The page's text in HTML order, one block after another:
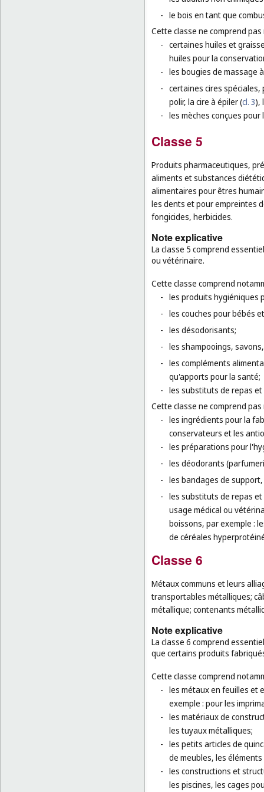
- le bois en tant que
Cette classe ne comprend
- certaines huiles et
huiles pour la
- les bougies de massage
- certaines cires spéciales,
polir, la cire à épiler (cl. 3),
- les mèches conçues
Classe 5
Produits pharmaceutiques,
aliments et substances
alimentaires pour êtres
les dents et pour empreintes
fongicides, herbicides.
Note explicative
La classe 5 comprend
ou vétérinaire.
Cette classe comprend
- les produits hygiéniques
- les couches pour bébés
- les désodorisants;
- les shampooings,
- les compléments
qu'apports pour la santé;
- les substituts de repas
Cette classe ne comprend
- les ingrédients pour la
conservateurs et les
- les préparations pour
- les déodorants
- les bandages de
- les substituts de repas
usage médical ou
boissons, par exemple :
de céréales
Classe 6
Métaux communs et leurs
transportables métalliques;
métallique; contenants
Note explicative
La classe 6 comprend
que certains produits
Cette classe comprend
- les métaux en feuilles et
exemple : pour les
- les matériaux de
les tuyaux métalliques;
- les petits articles de
de meubles, les
- les constructions et
les piscines, les cages